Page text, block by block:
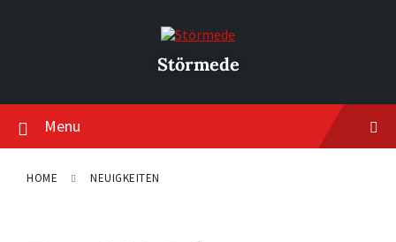
Störmede
Menu
HOME NEUIGKEITEN